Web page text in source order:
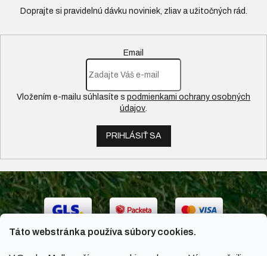
Táto webstránka používa súbory cookies.
Email
Vložením e-mailu súhlasíte s podmienkami ochrany osobných
údajov.
PRIHLÁSIŤ SA